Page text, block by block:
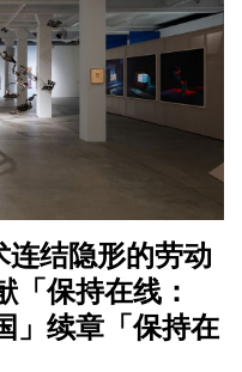
连结隐形的劳动
「保持在线：
」续章「保持在